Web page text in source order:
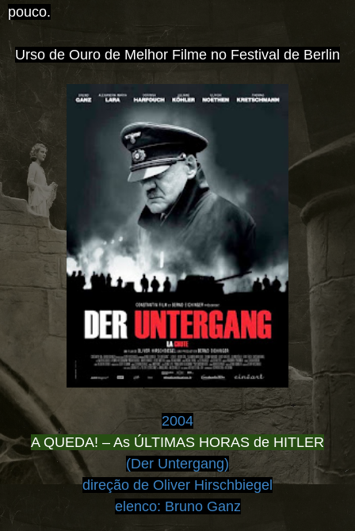
pouco.
Urso de Ouro de Melhor Filme no Festival de Berlin
2004
A QUEDA! – As ÚLTIMAS HORAS de HITLER
(Der Untergang)
direção de Oliver Hirschbiegel
elenco: Bruno Ganz